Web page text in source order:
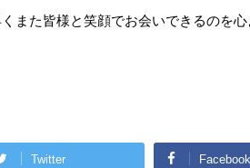
また皆様と笑顔でお会いできるのを心
Twitter Facebook